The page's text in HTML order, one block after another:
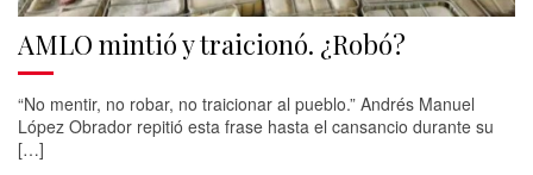
AMLO mintió y traicionó. ¿Robó?
“No mentir, no robar, no traicionar al pueblo.” Andrés Manuel
López Obrador repitió esta frase hasta el cansancio durante su
[…]